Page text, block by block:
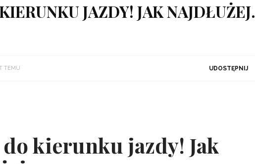
JAZDY! JAK NAJDŁUŻEJ.
TEMU UDOSTĘPNIJ
do kierunku jazdy! Jak